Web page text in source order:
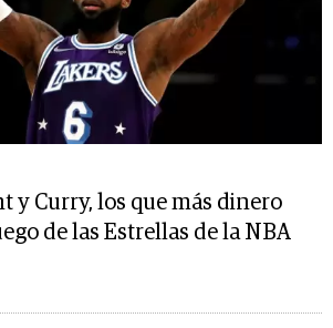
y Curry, los que más dinero
de las Estrellas de la NBA